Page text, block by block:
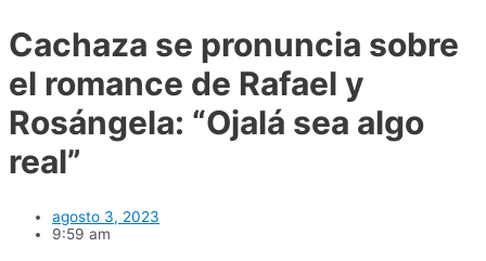
Cachaza se pronuncia sobre
el romance de Rafael y
Rosángela: “Ojalá sea algo
real”
agosto 3, 2023
9:59 am